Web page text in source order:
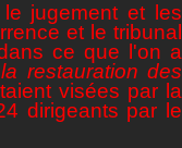
jugement et les
et le tribunal
ce que l'on a
restauration des
visées par la
dirigeants par le